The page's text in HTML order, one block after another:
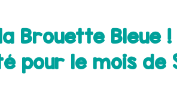
Brouette Bleue
pour le mois de